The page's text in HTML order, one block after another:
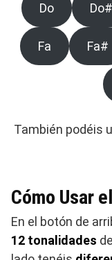
Do Do#
Fa Fa#
También podéis
Cómo Usar
En el botón de
12 tonalidades